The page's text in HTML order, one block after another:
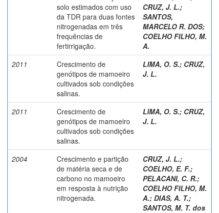
solo estimados com uso
da TDR para duas fontes
nitrogenadas em três
frequências de
fertirrigação.
CRUZ, J. L.;
SANTOS,
MARCELO R. DOS;
COELHO FILHO, M.
A.
2011
Crescimento de
genótipos de mamoeiro
cultivados sob condições
salinas.
LIMA, O. S.; CRUZ,
J. L.
2011
Crescimento de
genótipos de mamoeiro
cultivados sob condições
salinas.
LIMA, O. S.; CRUZ,
J. L.
2004
Crescimento e partição
de matéria seca e de
carbono no mamoeiro
em resposta à nutrição
nitrogenada.
CRUZ, J. L.;
COELHO, E. F.;
PELACANI, C. R.;
COELHO FILHO, M.
A.; DIAS, A. T.;
SANTOS, M. T. dos